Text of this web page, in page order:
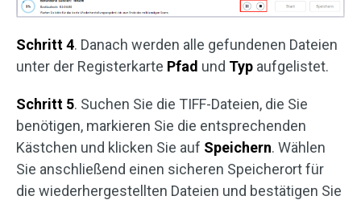
Schritt 4. Danach werden alle gefundenen Dateien
unter der Registerkarte Pfad und Typ aufgelistet.
Schritt 5. Suchen Sie die TIFF-Dateien, die Sie
benötigen, markieren Sie die entsprechenden
Kästchen und klicken Sie auf Speichern. Wählen
Sie anschließend einen sicheren Speicherort für
die wiederhergestellten Dateien und bestätigen Sie